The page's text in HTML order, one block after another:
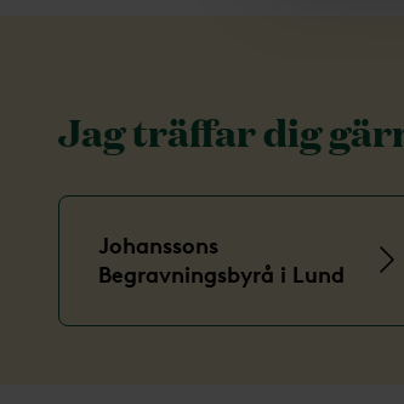
Jag träffar dig
Johanssons
Begravningsbyrå i Lund